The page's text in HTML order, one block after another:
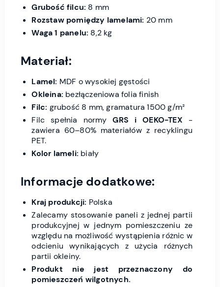
Grubość filcu: 8 mm
Rozstaw pomiędzy lamelami: 20 mm
Waga 1 panelu: 8,2 kg
Materiał:
Lamel: MDF o wysokiej gęstości
Okleina: bezłączeniowa folia finish
Filc: grubość 8 mm, gramatura 1500 g/m²
Filc spełnia normy GRS i OEKO-TEX -
zawiera 60–80% materiałów z recyklingu
PET.
Kolor lameli: biały
Informacje dodatkowe:
Kraj produkcji: Polska
Zalecamy stosowanie paneli z jednej partii
produkcyjnej w jednym pomieszczeniu ze
względu na możliwość wystąpienia różnic w
odcieniu wynikających z użycia różnych
partii okleiny.
Produkt nie jest przeznaczony do
pomieszczeń wilgotnych.